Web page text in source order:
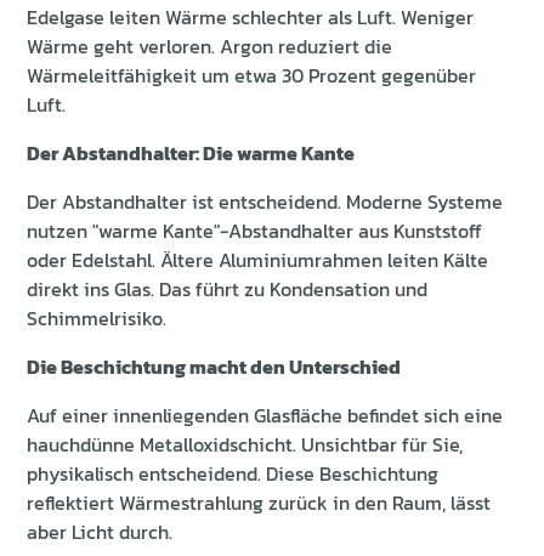
Edelgase leiten Wärme schlechter als Luft. Weniger
Wärme geht verloren. Argon reduziert die
Wärmeleitfähigkeit um etwa 30 Prozent gegenüber
Luft.
Der Abstandhalter: Die warme Kante
Der Abstandhalter ist entscheidend. Moderne Systeme
nutzen "warme Kante"-Abstandhalter aus Kunststoff
oder Edelstahl. Ältere Aluminiumrahmen leiten Kälte
direkt ins Glas. Das führt zu Kondensation und
Schimmelrisiko.
Die Beschichtung macht den Unterschied
Auf einer innenliegenden Glasfläche befindet sich eine
hauchdünne Metalloxidschicht. Unsichtbar für Sie,
physikalisch entscheidend. Diese Beschichtung
reflektiert Wärmestrahlung zurück in den Raum, lässt
aber Licht durch.